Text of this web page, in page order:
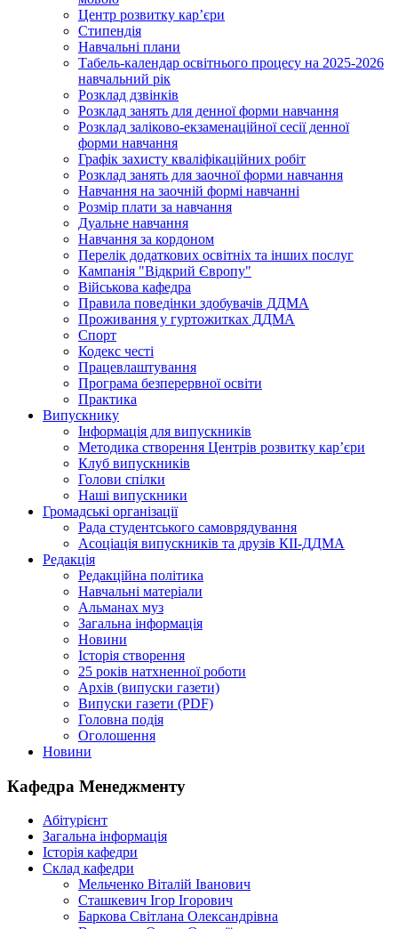
Центр розвитку кар’єри
Стипендія
Навчальні плани
Табель-календар освітнього процесу на 2025-2026
навчальний рік
Розклад дзвінків
Розклад занять для денної форми навчання
Розклад заліково-екзаменаційної сесії денної
форми навчання
Графік захисту кваліфікаційних робіт
Розклад занять для заочної форми навчання
Навчання на заочній формі навчанні
Розмір плати за навчання
Дуальне навчання
Навчання за кордоном
Перелік додаткових освітніх та інших послуг
Кампанія "Відкрий Європу"
Військова кафедра
Правила поведінки здобувачів ДДМА
Проживання у гуртожитках ДДМА
Спорт
Кодекс честі
Працевлаштування
Програма безперервної освіти
Практика
Випускнику
Інформація для випускників
Методика створення Центрів розвитку кар’єри
Клуб випускників
Голови спілки
Наші випускники
Громадські організації
Рада студентського самоврядування
Асоціація випускників та друзів КІІ-ДДМА
Редакція
Редакційна політика
Навчальні матеріали
Альманах муз
Загальна інформація
Новини
Історія створення
25 років натхненної роботи
Архів (випуски газети)
Випуски газети (PDF)
Головна подія
Оголошення
Новини
Кафедра Менеджменту
Абітурієнт
Загальна інформація
Історія кафедри
Склад кафедри
Мельченко Віталій Іванович
Сташкевич Ігор Ігорович
Баркова Світлана Олександрівна